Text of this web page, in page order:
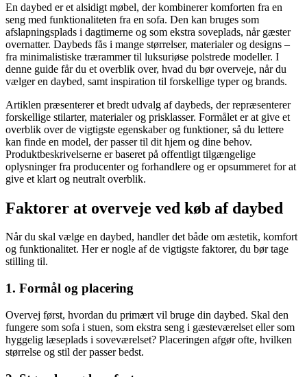
En daybed er et alsidigt møbel, der kombinerer komforten fra en
seng med funktionaliteten fra en sofa. Den kan bruges som
afslapningsplads i dagtimerne og som ekstra soveplads, når gæster
overnatter. Daybeds fås i mange størrelser, materialer og designs –
fra minimalistiske trærammer til luksuriøse polstrede modeller. I
denne guide får du et overblik over, hvad du bør overveje, når du
vælger en daybed, samt inspiration til forskellige typer og brands.
Artiklen præsenterer et bredt udvalg af daybeds, der repræsenterer
forskellige stilarter, materialer og prisklasser. Formålet er at give et
overblik over de vigtigste egenskaber og funktioner, så du lettere
kan finde en model, der passer til dit hjem og dine behov.
Produktbeskrivelserne er baseret på offentligt tilgængelige
oplysninger fra producenter og forhandlere og er opsummeret for at
give et klart og neutralt overblik.
Faktorer at overveje ved køb af daybed
Når du skal vælge en daybed, handler det både om æstetik, komfort
og funktionalitet. Her er nogle af de vigtigste faktorer, du bør tage
stilling til.
1. Formål og placering
Overvej først, hvordan du primært vil bruge din daybed. Skal den
fungere som sofa i stuen, som ekstra seng i gæsteværelset eller som
hyggelig læseplads i soveværelset? Placeringen afgør ofte, hvilken
størrelse og stil der passer bedst.